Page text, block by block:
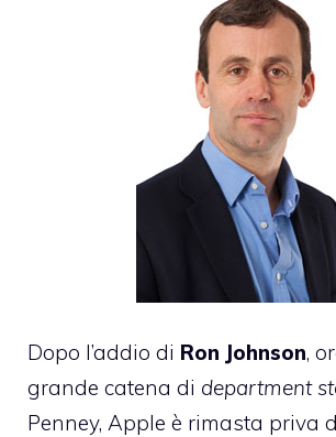
Dopo l’addio di Ron Johnson,
grande catena di department
Penney, Apple è rimasta priva